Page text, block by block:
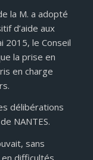
la M. a adopté
d’aide aux
2015, le Conseil
la prise en
en charge
délibérations
NANTES.
sans
difficultés